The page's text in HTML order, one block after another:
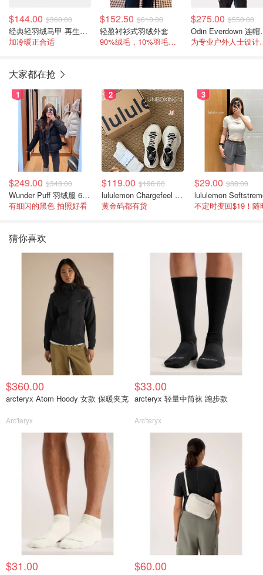
$144.00 $360.00
经典轻羽绒马甲 再生涤纶
加冷暖正合适
$152.50 $610.00
轻盈衬衫式羽绒外套
90%绒毛，10%羽毛，全部码都有！
$275.00 $550.00
Odin
为专业
大家都在抢
1
$249.00 $348.00
Wunder Puff 羽绒服 600蓬松度
有细闪的黑色 拍照好看
2
$119.00 $198.00
lululemon Chargefeel 3 男士运动鞋
黄金码都有货
3
$29.00 $88.00
猜你喜欢
$360.00
arcteryx Atom Hoody 女款 保暖夹克
Arc'teryx
$33.00
arcteryx 轻量中筒袜 跑步款
Arc'teryx
$31.00 $60.00